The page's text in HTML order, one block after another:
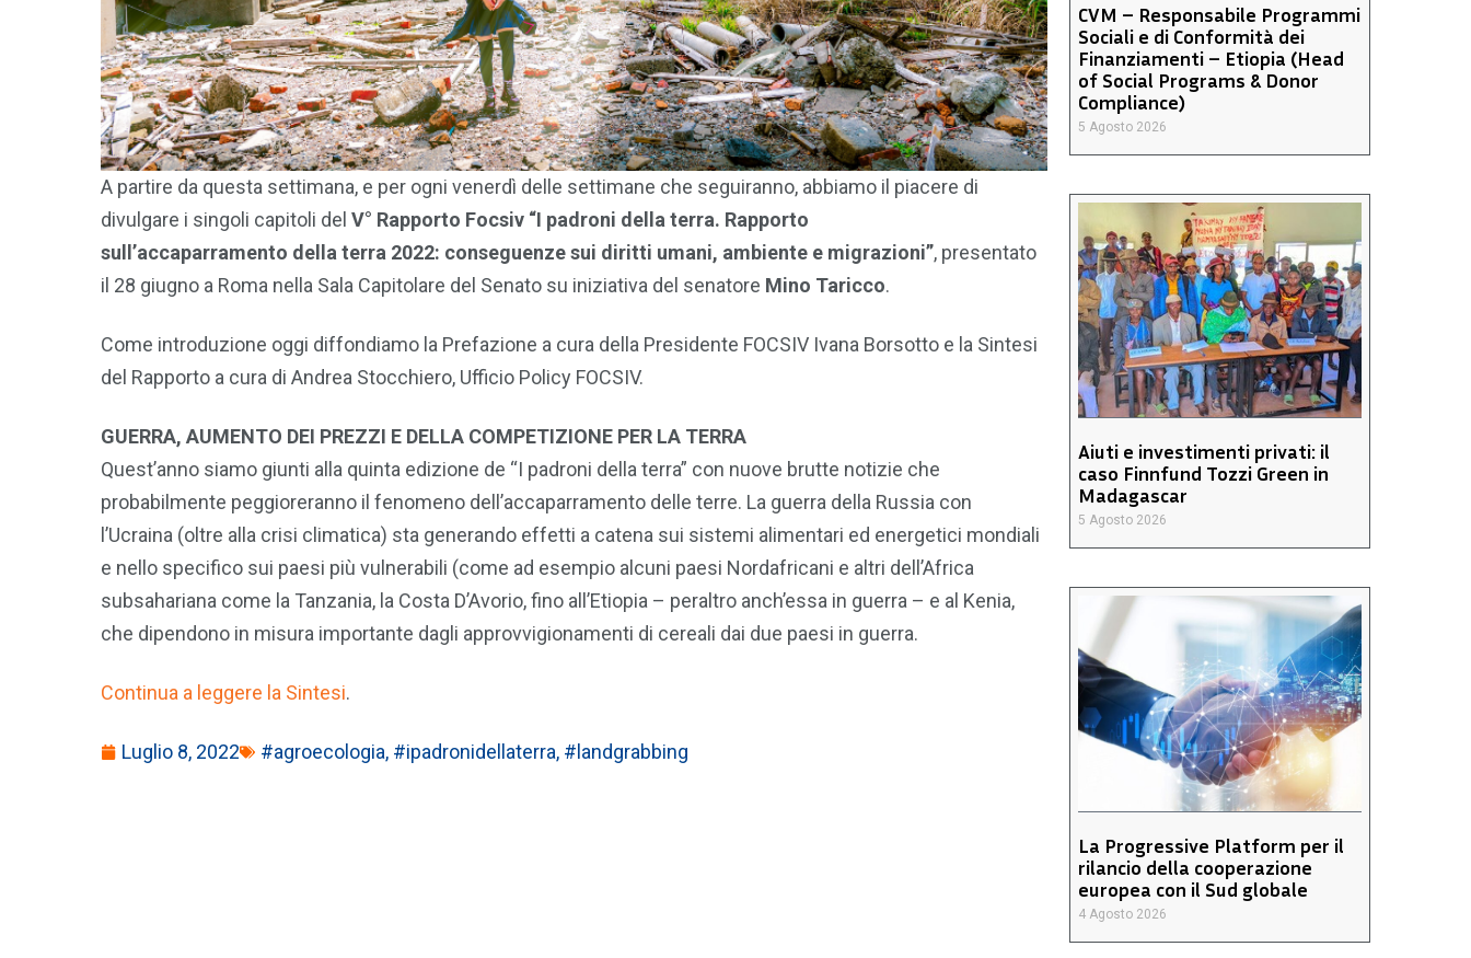
A partire da questa settimana, e per ogni venerdì delle settimane che seguiranno, abbiamo il piacere di
divulgare i singoli capitoli del V° Rapporto Focsiv “I padroni della terra. Rapporto
sull’accaparramento della terra 2022: conseguenze sui diritti umani, ambiente e migrazioni”, presentato
il 28 giugno a Roma nella Sala Capitolare del Senato su iniziativa del senatore Mino Taricco.
Come introduzione oggi diffondiamo la Prefazione a cura della Presidente FOCSIV Ivana Borsotto e la Sintesi
del Rapporto a cura di Andrea Stocchiero, Ufficio Policy FOCSIV.
GUERRA, AUMENTO DEI PREZZI E DELLA COMPETIZIONE PER LA TERRA
Quest’anno siamo giunti alla quinta edizione de “I padroni della terra” con nuove brutte notizie che
probabilmente peggioreranno il fenomeno dell’accaparramento delle terre. La guerra della Russia con
l’Ucraina (oltre alla crisi climatica) sta generando effetti a catena sui sistemi alimentari ed energetici mondiali
e nello specifico sui paesi più vulnerabili (come ad esempio alcuni paesi Nordafricani e altri dell’Africa
subsahariana come la Tanzania, la Costa D’Avorio, fino all’Etiopia – peraltro anch’essa in guerra – e al Kenia,
che dipendono in misura importante dagli approvvigionamenti di cereali dai due paesi in guerra.
Continua a leggere la Sintesi.
Luglio 8, 2022 #agroecologia, #ipadronidellaterra, #landgrabbing
CVM – Responsabile Programmi
Sociali e di Conformità dei
Finanziamenti – Etiopia (Head
of Social Programs & Donor
Compliance)
5 Agosto 2026
Aiuti e investimenti privati: il
caso Finnfund Tozzi Green in
Madagascar
5 Agosto 2026
La Progressive Platform per il
rilancio della cooperazione
europea con il Sud globale
4 Agosto 2026